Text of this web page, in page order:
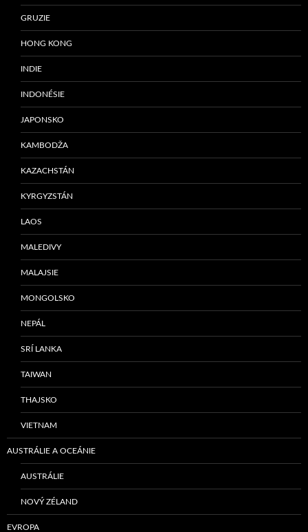
GRUZIE
HONG KONG
INDIE
INDONÉSIE
JAPONSKO
KAMBODŽA
KAZACHSTÁN
KYRGYZSTÁN
LAOS
MALEDIVY
MALAJSIE
MONGOLSKO
NEPÁL
SRÍ LANKA
TAIWAN
THAJSKO
VIETNAM
AUSTRÁLIE A OCEÁNIE
AUSTRÁLIE
NOVÝ ZÉLAND
EVROPA